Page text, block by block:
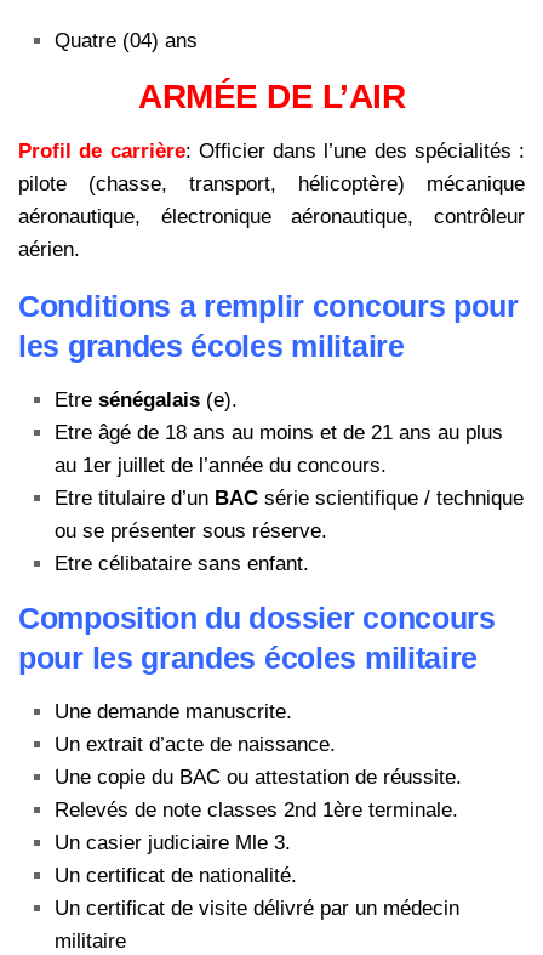
Quatre (04) ans
ARMÉE DE L’AIR
Profil de carrière: Officier dans l’une des spécialités :
pilote (chasse, transport, hélicoptère) mécanique
aéronautique, électronique aéronautique, contrôleur
aérien.
Conditions a remplir concours pour
les grandes écoles militaire
Etre sénégalais (e).
Etre âgé de 18 ans au moins et de 21 ans au plus
au 1er juillet de l’année du concours.
Etre titulaire d’un BAC série scientifique / technique
ou se présenter sous réserve.
Etre célibataire sans enfant.
Composition du dossier concours
pour les grandes écoles militaire
Une demande manuscrite.
Un extrait d’acte de naissance.
Une copie du BAC ou attestation de réussite.
Relevés de note classes 2nd 1ère terminale.
Un casier judiciaire Mle 3.
Un certificat de nationalité.
Un certificat de visite délivré par un médecin
militaire